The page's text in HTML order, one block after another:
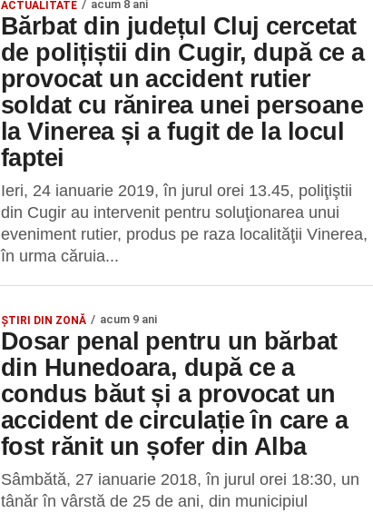
ACTUALITATE acum 8 ani
Bărbat din județul Cluj cercetat
de polițiștii din Cugir, după ce a
provocat un accident rutier
soldat cu rănirea unei persoane
la Vinerea și a fugit de la locul
faptei
Ieri, 24 ianuarie 2019, în jurul orei 13.45, poliţiştii
din Cugir au intervenit pentru soluţionarea unui
eveniment rutier, produs pe raza localităţii Vinerea,
în urma căruia...
ŞTIRI DIN ZONĂ acum 9 ani
Dosar penal pentru un bărbat
din Hunedoara, după ce a
condus băut și a provocat un
accident de circulație în care a
fost rănit un șofer din Alba
Sâmbătă, 27 ianuarie 2018, în jurul orei 18:30, un
tânăr în vârstă de 25 de ani, din municipiul